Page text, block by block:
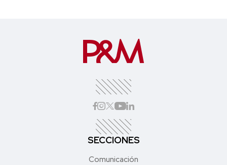
SECCIONES
Comunicación